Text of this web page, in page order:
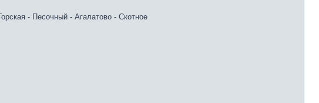
- Песочный - Агалатово - Скотное